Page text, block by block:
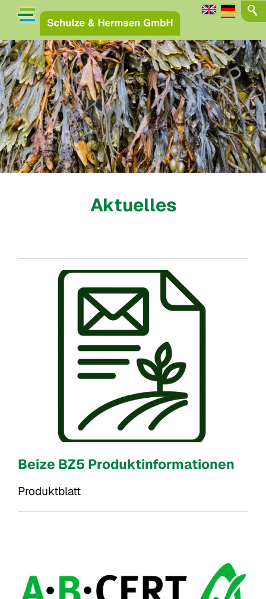
Aktuelles
Beize BZ5 Produktinformationen
Produktblatt